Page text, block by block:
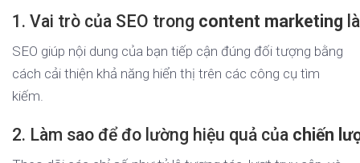
1. Vai trò của SEO trong content marketing
SEO giúp nội dung của bạn tiếp cận đúng đối tượng bằng
cách cải thiện khả năng hiển thị trên các công cụ tìm
kiếm.
2. Làm sao để đo lường hiệu quả của chiến